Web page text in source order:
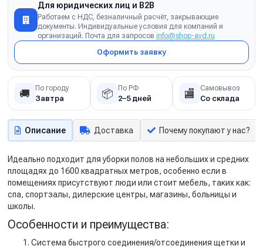
Для юридических лиц и B2B
Работаем с НДС, безналичный расчёт, закрывающие
документы. Индивидуальные условия для компаний и
организаций. Почта для запросов info@shop-avd.ru
Оформить заявку
🚚 По городу
Завтра 📦 По РФ
2–5 дней 🏬 Самовывоз
Со склада
Описание Доставка Почему покупают у нас?
Идеально подходит для уборки полов на небольших и средних
площадях до 1600 квадратных метров, особенно если в
помещениях присутствуют люди или стоит мебель, таких как:
спа, спортзалы, дилерские центры, магазины, больницы и
школы.
Особенности и преимущества:
Система быстрого соединения/отсоединения щетки и